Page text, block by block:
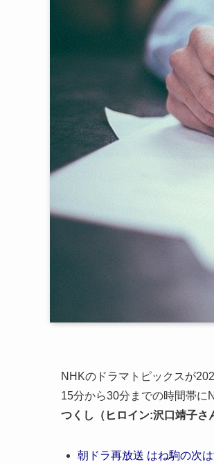
NHKのドラマトピックスが
15分から30分までの時間帯に
つくし（ヒロイン:沢口靖子さ
朝ドラ再放送 はね駒の次